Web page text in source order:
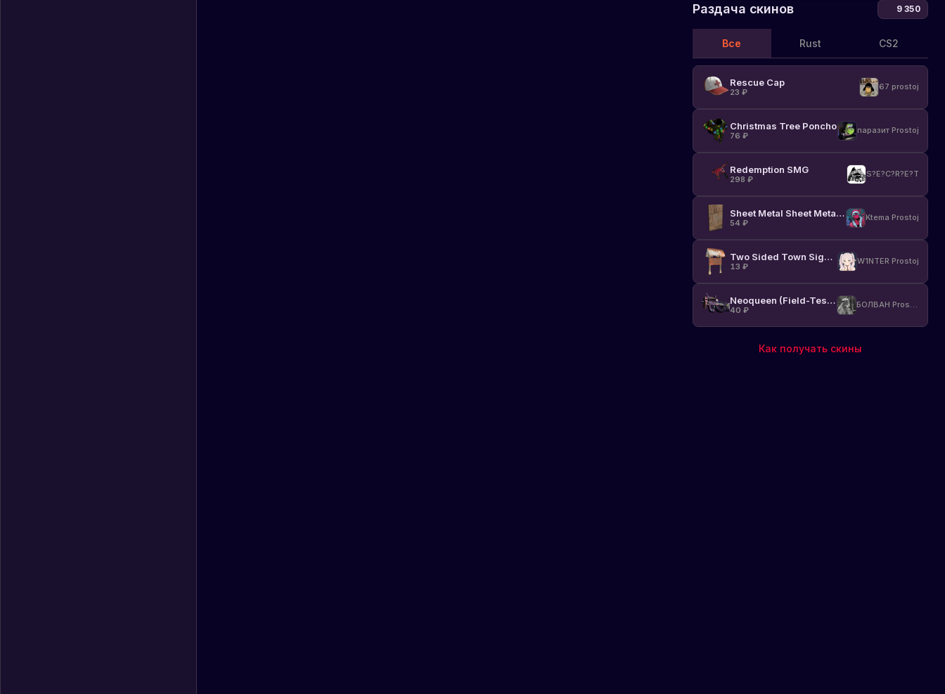
Раздача скинов 9 350
Все Rust CS2
Rescue Cap
23 ₽
67 prostoj
Christmas Tree Poncho
76 ₽
паразит Prostoj
Redemption SMG
298 ₽
S?E?C?R?E?T
Sheet Metal Sheet Metal Door
54 ₽
Ktema Prostoj
Two Sided Town Sign Post
13 ₽
W1NTER Prostoj
Neoqueen (Field-Tested)
40 ₽
БОЛВАН Prostoj
Как получать скины